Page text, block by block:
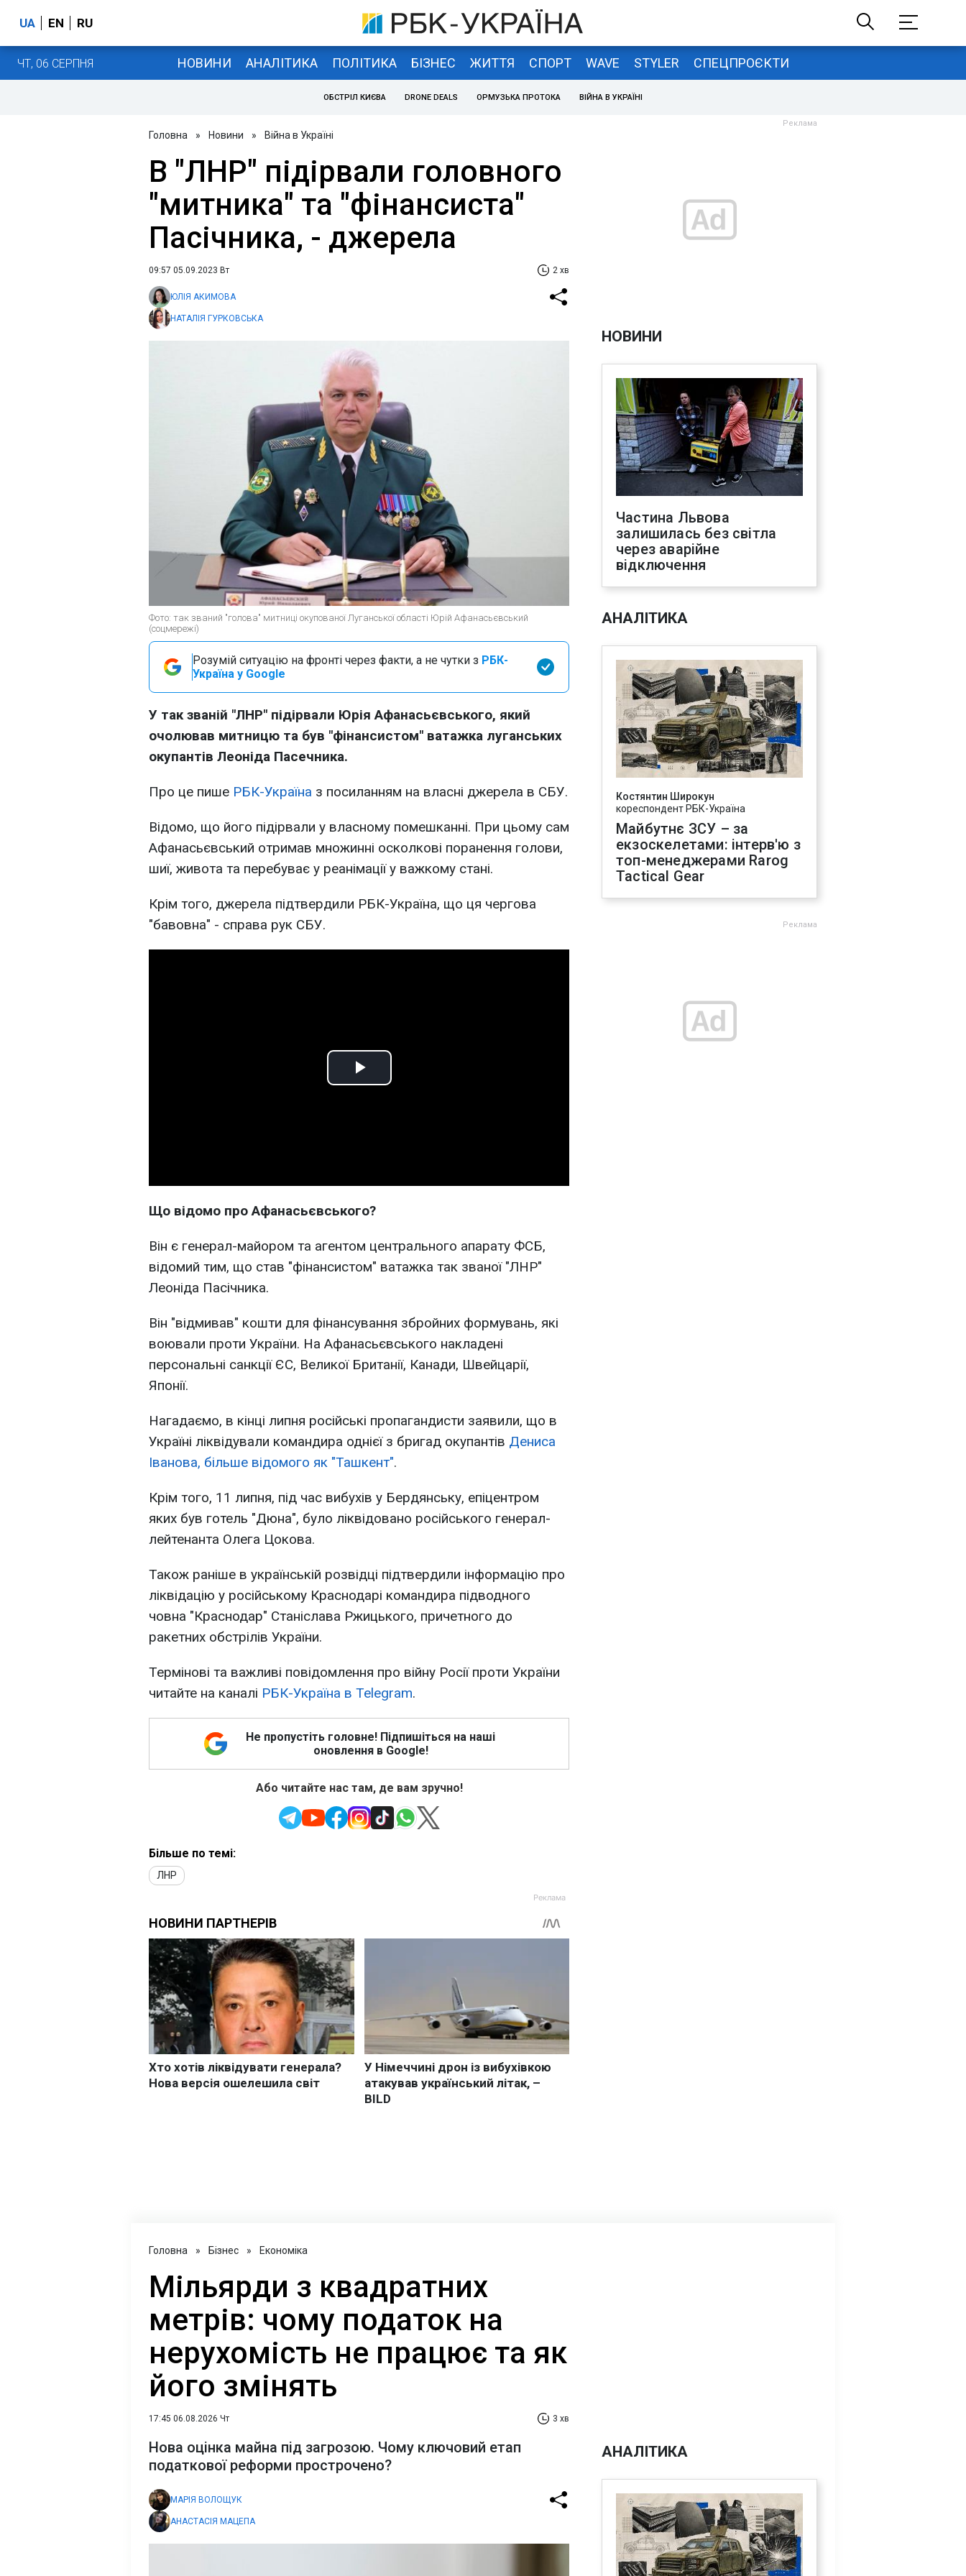
UA EN RU
ЧТ, 06 СЕРПНЯ НОВИНИ АНАЛІТИКА ПОЛІТИКА БІЗНЕС ЖИТТЯ СПОРТ WAVE STYLER СПЕЦПРОЄКТИ
ОБСТРІЛ КИЄВА DRONE DEALS ОРМУЗЬКА ПРОТОКА ВІЙНА В УКРАЇНІ
Головна » Новини » Війна в Україні
В "ЛНР" підірвали головного
"митника" та "фінансиста"
Пасічника, - джерела
09:57 05.09.2023 Вт 2 хв
ЮЛІЯ АКИМОВА
НАТАЛІЯ ГУРКОВСЬКА
Фото: так званий "голова" митниці окупованої Луганської області Юрій Афанасьєвський
(соцмережі)
Розумій ситуацію на фронті через факти, а не чутки з РБК-
Україна у Google
У так званій "ЛНР" підірвали Юрія Афанасьєвського, який
очолював митницю та був "фінансистом" ватажка луганських
окупантів Леоніда Пасечника.
Про це пише РБК-Україна з посиланням на власні джерела в СБУ.
Відомо, що його підірвали у власному помешканні. При цьому сам
Афанасьєвський отримав множинні осколкові поранення голови,
шиї, живота та перебуває у реанімації у важкому стані.
Крім того, джерела підтвердили РБК-Україна, що ця чергова
"бавовна" - справа рук СБУ.
Play
Що відомо про Афанасьєвського?
Він є генерал-майором та агентом центрального апарату ФСБ,
відомий тим, що став "фінансистом" ватажка так званої "ЛНР"
Леоніда Пасічника.
Він "відмивав" кошти для фінансування збройних формувань, які
воювали проти України. На Афанасьєвського накладені
персональні санкції ЄС, Великої Британії, Канади, Швейцарії,
Японії.
Нагадаємо, в кінці липня російські пропагандисти заявили, що в
Україні ліквідували командира однієї з бригад окупантів Дениса
Іванова, більше відомого як "Ташкент".
Крім того, 11 липня, під час вибухів у Бердянську, епіцентром
яких був готель "Дюна", було ліквідовано російського генерал-
лейтенанта Олега Цокова.
Також раніше в українській розвідці підтвердили інформацію про
ліквідацію у російському Краснодарі командира підводного
човна "Краснодар" Станіслава Ржицького, причетного до
ракетних обстрілів України.
Термінові та важливі повідомлення про війну Росії проти України
читайте на каналі РБК-Україна в Telegram.
Не пропустіть головне! Підпишіться на наші
оновлення в Google!
Або читайте нас там, де вам зручно!
Більше по темі:
ЛНР
НОВИНИ
Частина Львова
залишилась без світла
через аварійне
відключення
АНАЛІТИКА
Костянтин Широкун
кореспондент РБК-Україна
Майбутнє ЗСУ – за
екзоскелетами: інтерв'ю з
топ-менеджерами Rarog
Tactical Gear
Головна » Бізнес » Економіка
Мільярди з квадратних
метрів: чому податок на
нерухомість не працює та як
його змінять
17:45 06.08.2026 Чт 3 хв
Нова оцінка майна під загрозою. Чому ключовий етап
податкової реформи прострочено?
МАРІЯ ВОЛОЩУК
АНАСТАСІЯ МАЦЕПА
АНАЛІТИКА